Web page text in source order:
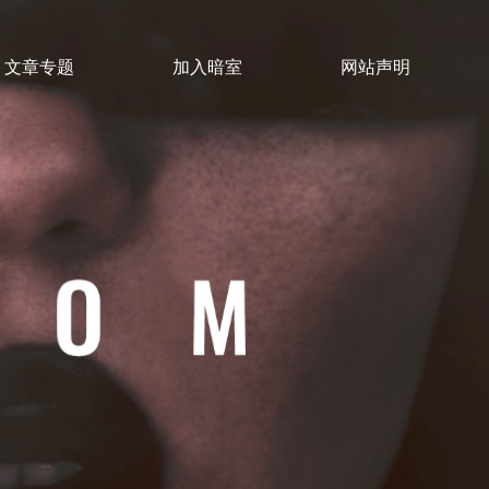
文章专题 加入暗室 网站声明